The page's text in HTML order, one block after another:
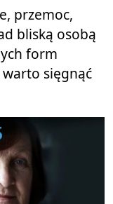
przemoc,
bliską osobą
form
sięgnąć